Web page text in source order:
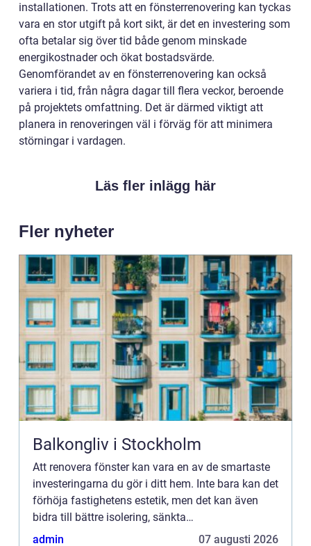
installationen. Trots att en fönsterrenovering kan tyckas
vara en stor utgift på kort sikt, är det en investering som
ofta betalar sig över tid både genom minskade
energikostnader och ökat bostadsvärde.
Genomförandet av en fönsterrenovering kan också
variera i tid, från några dagar till flera veckor, beroende
på projektets omfattning. Det är därmed viktigt att
planera in renoveringen väl i förväg för att minimera
störningar i vardagen.
Läs fler inlägg här
Fler nyheter
Balkongliv i Stockholm
Att renovera fönster kan vara en av de smartaste
investeringarna du gör i ditt hem. Inte bara kan det
förhöja fastighetens estetik, men det kan även
bidra till bättre isolering, sänkta
uppvärmningskostnader och...
admin 07 augusti 2026